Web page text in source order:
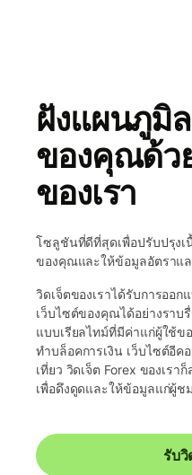
ฝังแผนภูมิ
ของคุณด้ว
ของเรา
โซลูชันที่ดีที่สุดเพื่อปรับปรุงเ
ของคุณและให้ข้อมูลอัตราแ
วิดเจ็ตของเราได้รับการออ
เว็บไซต์ของคุณได้อย่างราบ
แบบเรียลไทม์ที่มีค่าแก่ผู้ใช้
ทำบล็อคการเงิน เว็บไซต์อีค
เที่ยว วิดเจ็ต Forex ของเร
เพื่อดึงดูดและให้ข้อมูลแก่ผู้
รับวิ